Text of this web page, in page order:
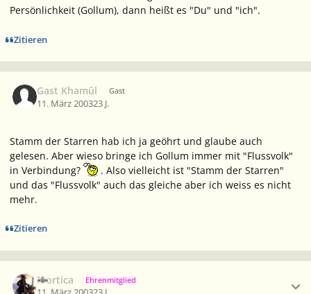
Persönlichkeit (Gollum), dann heißt es "Du" und "ich".
Zitieren
Gast Khamûl Gast
11. März 200323 J.
Stamm der Starren hab ich ja geöhrt und glaube auch
gelesen. Aber wieso bringe ich Gollum immer mit "Flussvolk"
in Verbindung?
. Also vielleicht ist "Stamm der Starren"
und das "Flussvolk" auch das gleiche aber ich weiss es nicht
mehr.
Zitieren
Mortica Ehrenmitglied